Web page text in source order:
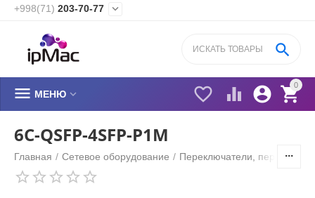
+998(71) 203-70-77 
0


 

 МЕНЮ 
6C-QSFP-4SFP-P1M
Главная / Сетевое оборудование / Переключатели,